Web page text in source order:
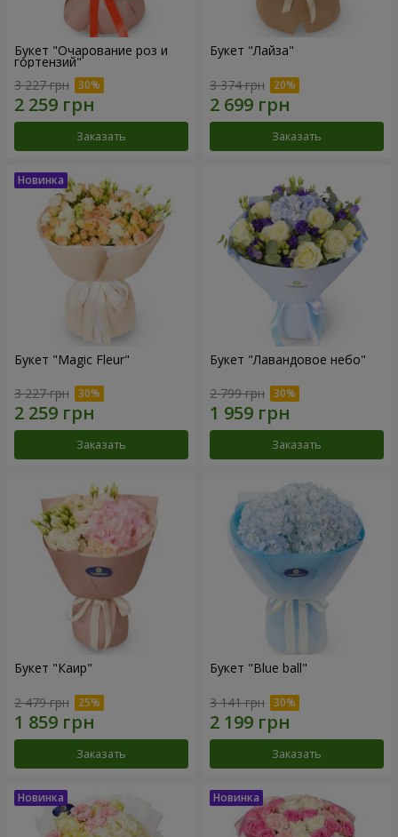
Букет "Очарование роз и
гортензий"
3 227 грн
Заказать
Букет "Лайза"
3 374 грн
Заказать
Букет "Magic Fleur"
3 227 грн
Заказать
Букет "Лавандовое небо"
2 799 грн
Заказать
Букет "Каир"
2 479 грн
Заказать
Букет "Blue ball"
3 141 грн
Заказать